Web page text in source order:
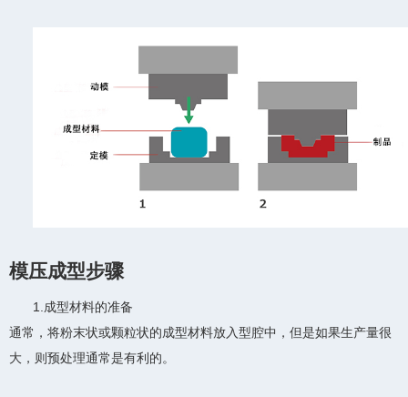
模压成型步骤
1.成型材料的准备
通常，将粉末状或颗粒状的成型材料放入型腔中，但是如果生产量很
大，则预处理通常是有利的。